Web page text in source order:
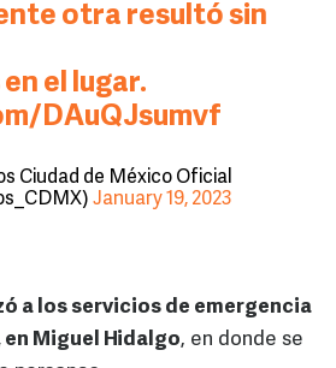
otra resultó sin
el lugar.
DAuQJsumvf
Ciudad de México Oficial
January 19, 2023
a los servicios de emergencia
en Miguel Hidalgo, en donde se